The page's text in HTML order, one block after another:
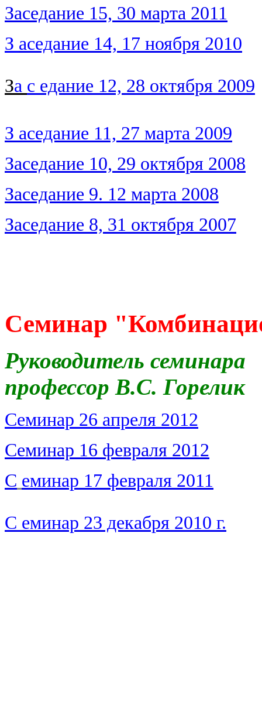
Заседание 15, 30 марта 2011
З аседание 14, 17 ноября 2010
За с едание 12, 28 октября 2009
З аседание 11, 27 марта 2009
Заседание 10, 29 октября 2008
Заседание 9. 12 марта 2008
Заседание 8, 31 октября 2007
Семинар
Руководитель семинара
профессор В.С. Горелик
Семинар 26 апреля 2012
Семинар 16 февраля 2012
С еминар 17 февраля 2011
С еминар 23 декабря 2010 г.